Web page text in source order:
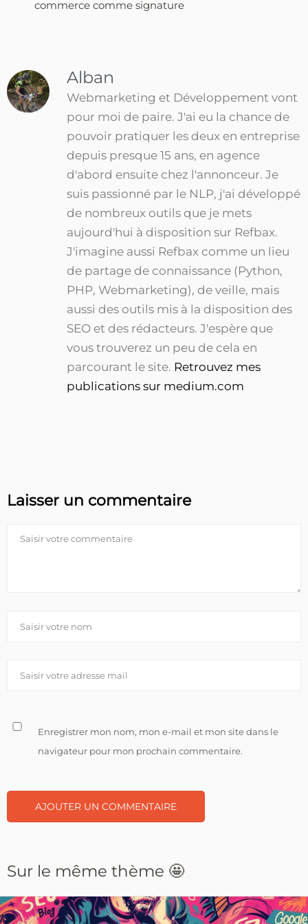
commerce comme signature
Alban
Webmarketing et Développement vont
pour moi de paire. J'ai eu la chance de
pouvoir pratiquer les deux en entreprise
depuis presque 15 ans, en agence
d'abord ensuite chez l'annonceur. Je
suis passionné par le NLP, j'ai développé
de nombreux outils que je mets
aujourd'hui à disposition sur Refbax.
J'imagine aussi Refbax comme un lieu
de partage de connaissance (Python,
PHP, Webmarketing), de veille, mais
aussi des outils mis à la disposition des
SEO et des rédacteurs. J'espère que
vous trouverez un peu de cela en
parcourant le site. Retrouvez mes
publications sur medium.com
Laisser un commentaire
Enregistrer mon nom, mon e-mail et mon site dans le
navigateur pour mon prochain commentaire.
Sur le même thème 🤩